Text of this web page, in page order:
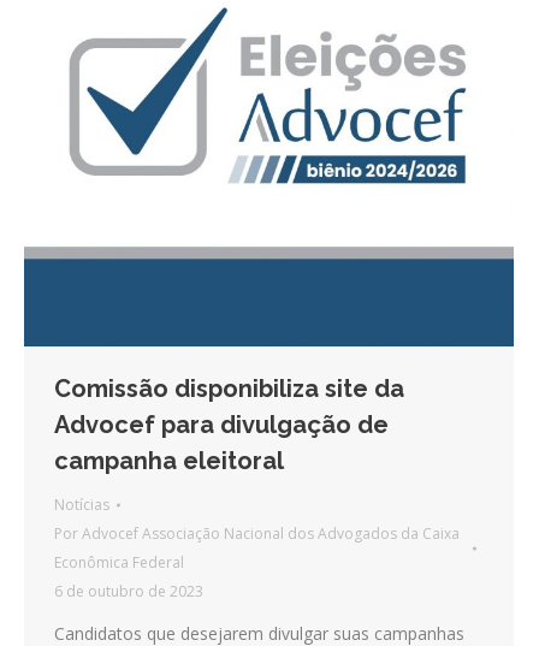
Comissão disponibiliza site da
Advocef para divulgação de
campanha eleitoral
Notícias
PorAdvocef Associação Nacional dos Advogados da Caixa
Econômica Federal
6 de outubro de 2023
Candidatos que desejarem divulgar suas campanhas